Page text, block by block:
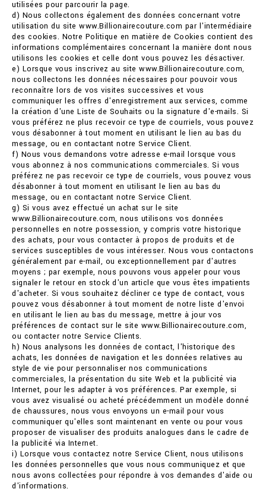
utilisées pour parcourir la page.
d) Nous collectons également des données concernant votre
utilisation du site www.Billionairecouture.com par l'intermédiaire
des cookies. Notre Politique en matière de Cookies contient des
informations complémentaires concernant la manière dont nous
utilisons les cookies et celle dont vous pouvez les désactiver.
e) Lorsque vous inscrivez au site www.Billionairecouture.com,
nous collectons les données nécessaires pour pouvoir vous
reconnaître lors de vos visites successives et vous
communiquer les offres d'enregistrement aux services, comme
la création d'une Liste de Souhaits ou la signature d'e-mails. Si
vous préférez ne plus recevoir ce type de courriels, vous pouvez
vous désabonner à tout moment en utilisant le lien au bas du
message, ou en contactant notre Service Client.
f) Nous vous demandons votre adresse e-mail lorsque vous
vous abonnez à nos communications commerciales. Si vous
préférez ne pas recevoir ce type de courriels, vous pouvez vous
désabonner à tout moment en utilisant le lien au bas du
message, ou en contactant notre Service Client.
g) Si vous avez effectué un achat sur le site
www.Billionairecouture.com, nous utilisons vos données
personnelles en notre possession, y compris votre historique
des achats, pour vous contacter à propos de produits et de
services susceptibles de vous intéresser. Nous vous contactons
généralement par e-mail, ou exceptionnellement par d'autres
moyens ; par exemple, nous pouvons vous appeler pour vous
signaler le retour en stock d'un article que vous êtes impatients
d'acheter. Si vous souhaitez décliner ce type de contact, vous
pouvez vous désabonner à tout moment de notre liste d'envoi
en utilisant le lien au bas du message, mettre à jour vos
préférences de contact sur le site www.Billionairecouture.com,
ou contacter notre Service Clients.
h) Nous analysons les données de contact, l'historique des
achats, les données de navigation et les données relatives au
style de vie pour personnaliser nos communications
commerciales, la présentation du site Web et la publicité via
Internet, pour les adapter à vos préférences. Par exemple, si
vous avez visualisé ou acheté précédemment un modèle donné
de chaussures, nous vous envoyons un e-mail pour vous
communiquer qu'elles sont maintenant en vente ou pour vous
proposer de visualiser des produits analogues dans le cadre de
la publicité via Internet.
i) Lorsque vous contactez notre Service Client, nous utilisons
les données personnelles que vous nous communiquez et que
nous avons collectées pour répondre à vos demandes d'aide ou
d'informations.